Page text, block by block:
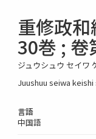
重修政
30巻 ; 卷
ジュウシュウ セイワ
Juushuu seiwa
言語
中国語